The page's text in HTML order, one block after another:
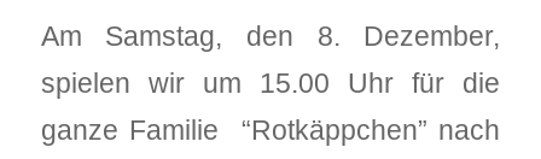
Am Samstag, den 8. Dezember,
spielen wir um 15.00 Uhr für die
ganze Familie “Rotkäppchen” nach